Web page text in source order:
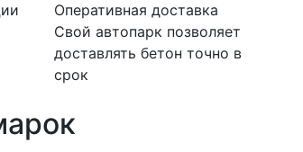
Оперативная доставка
Свой автопарк позволяет
доставлять бетон точно в
срок